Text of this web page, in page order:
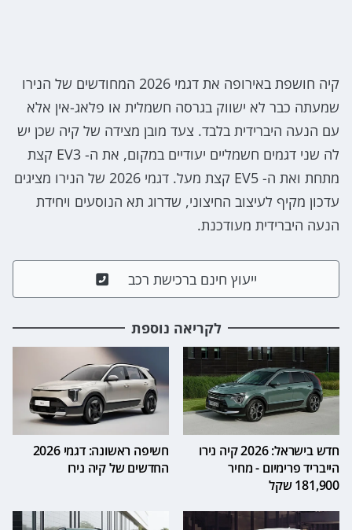
קיה חושפת באירופה את דגמי 2026 המחודשים של הנירו
שמעתה כבר לא ישווק בגרסה חשמלית או פלאג-אין אלא
עם הנעה היברידית בלבד. צעד מובן מצידה של קיה שכן יש
לה שני דגמים חשמליים יעודיים במקום, את ה- EV3 קצת
מתחת ואת ה- EV5 קצת מעל. דגמי 2026 של הנירו מציגים
עדכון מקיף לעיצוב החיצוני, שדרוג תא הנוסעים ויחידת
הנעה היברידית מעודכנת.
ייעוץ חינם ברכישת רכב
לקריאה נוספת
חדש בישראל: 2026 קיה נירו
הייבריד פרימיום - מחיר
181,900 שקל
חשיפה ראשונה: דגמי 2026
החדשים של קיה נירו